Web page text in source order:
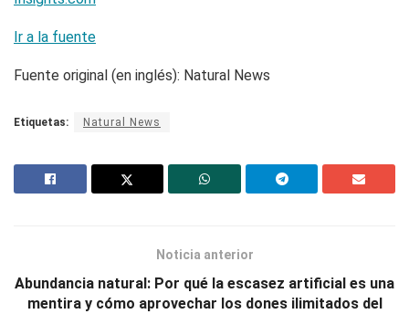
Ir a la fuente
Fuente original (en inglés): Natural News
Etiquetas: Natural News
Noticia anterior
Abundancia natural: Por qué la escasez artificial es una
mentira y cómo aprovechar los dones ilimitados del